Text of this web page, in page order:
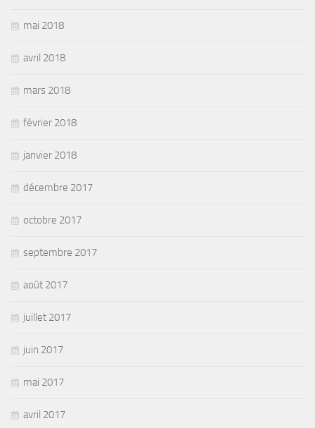
mai 2018
avril 2018
mars 2018
février 2018
janvier 2018
décembre 2017
octobre 2017
septembre 2017
août 2017
juillet 2017
juin 2017
mai 2017
avril 2017